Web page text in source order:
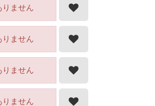
りません
りません
りません
りません